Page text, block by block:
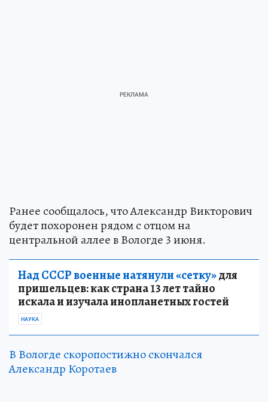
Ранее сообщалось, что Александр Викторович
будет похоронен рядом с отцом на
центральной аллее в Вологде 3 июня.
Над СССР военные натянули «сетку»для
пришельцев: как страна 13 лет тайно
искала и изучала инопланетных гостей
НАУКА
В Вологде скоропостижно скончался
Александр Коротаев